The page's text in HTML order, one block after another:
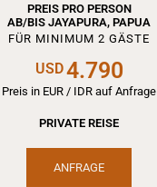
PREIS PRO PERSON
AB/BIS JAYAPURA, PAPUA
FÜR MINIMUM 2 GÄSTE
USD4.790
Preis in EUR / IDR auf Anfrage
PRIVATE REISE
ANFRAGE